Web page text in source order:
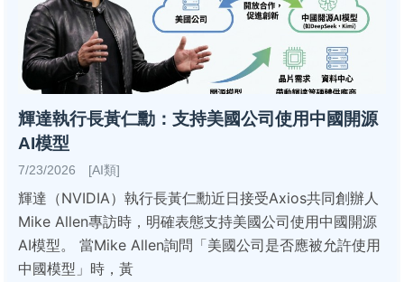
輝達執行長黃仁勳：支持美國公司使用中國開源
AI模型
7/23/2026 [AI類]
輝達（NVIDIA）執行長黃仁勳近日接受Axios共同創辦人
Mike Allen專訪時，明確表態支持美國公司使用中國開源
AI模型。 當Mike Allen詢問「美國公司是否應被允許使用
中國模型」時，黃